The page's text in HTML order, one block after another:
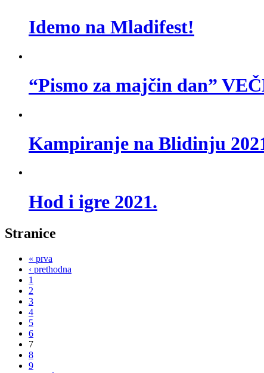
Idemo na Mladifest!
“Pismo za majčin dan”
Kampiranje na Blidinju
Hod i igre 2021.
Stranice
« prva
‹ prethodna
1
2
3
4
5
6
7
8
9